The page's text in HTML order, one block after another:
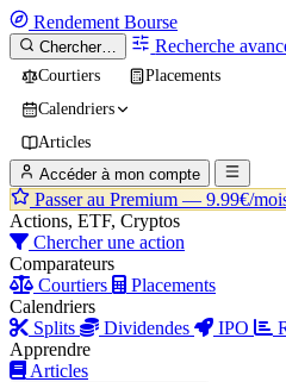
Rendement Bourse
Chercher… Recherche
Courtiers
Placements
Calendriers
Articles
Accéder à mon compte
Passer au Premium — 9.99€/
Actions, ETF, Cryptos
Chercher une action
Comparateurs
Courtiers
Placements
Calendriers
Splits
Dividendes IPO
Apprendre
Articles